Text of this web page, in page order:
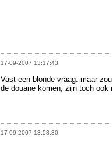
17-09-2007 13:17:43
Vast een blonde vraag: maar
de douane komen, zijn toch ook
17-09-2007 13:58:30